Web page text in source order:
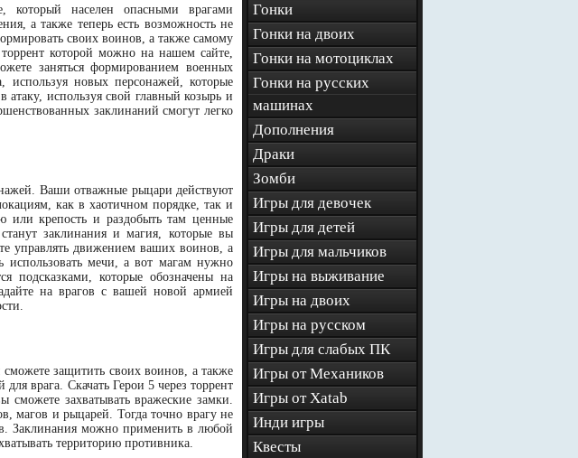
населен опасными врагами
а также теперь есть возможность не
своих воинов, а также самому
которой можно на нашем сайте,
заняться формированием военных
новых персонажей, которые
используя свой главный козырь и
заклинаний смогут легко
Ваши отважные рыцари действуют
как в хаотичном порядке, так и
или крепость и раздобыть там ценные
заклинания и магия, которые вы
управлять движением ваших воинов, а
использовать мечи, а вот магам нужно
подсказками, которые обозначены на
на врагов с вашей новой армией
защитить своих воинов, а также
врага. Скачать Герои 5 через торрент
сможете захватывать вражеские замки.
магов и рыцарей. Тогда точно врагу не
Заклинания можно применить в любой
территорию противника.
Гонки
Гонки на двоих
Гонки на мотоциклах
Гонки на русских
машинах
Дополнения
Драки
Зомби
Игры для девочек
Игры для детей
Игры для мальчиков
Игры на выживание
Игры на двоих
Игры на русском
Игры для слабых ПК
Игры от Механиков
Игры от Xatab
Инди игры
Квесты